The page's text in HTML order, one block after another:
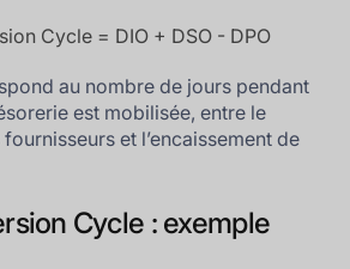
Cycle = DIO + DSO - DPO
au nombre de jours pendant
est mobilisée, entre le
et l’encaissement de
Cycle : exemple